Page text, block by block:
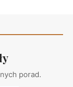
porad.